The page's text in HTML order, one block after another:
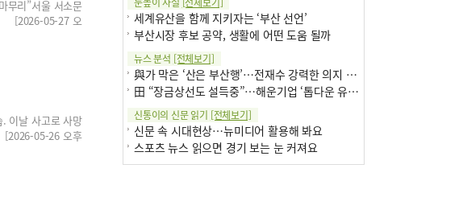
무리”서울 서소문
[2026-05-27 오
이날 사고로 사망
[2026-05-26 오후
세계유산을 함께 지키자는 ‘부산 선언’
부산시장 후보 공약, 생활에 어떤 도움 될까
뉴스 분석 [전체보기]
與가 막은 ‘산은 부산행’…전재수 강력한 의지 표명 없인 공염불
田 “장금상선도 설득중”…해운기업 ‘톱다운 유치전’ 가속
신통이의 신문 읽기 [전체보기]
신문 속 시대현상…뉴미디어 활용해 봐요
스포츠 뉴스 읽으면 경기 보는 눈 커져요